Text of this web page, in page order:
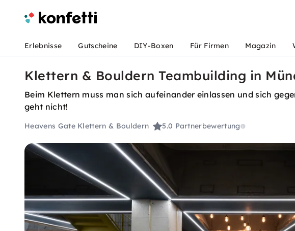
Erlebnisse Gutscheine DIY-Boxen Für Firmen Magazin
Klettern & Bouldern Teambuilding in
Beim Klettern muss man sich aufeinander einlassen und sich
geht nicht!
Heavens Gate Klettern & Bouldern 5.0 Partnerbewertung